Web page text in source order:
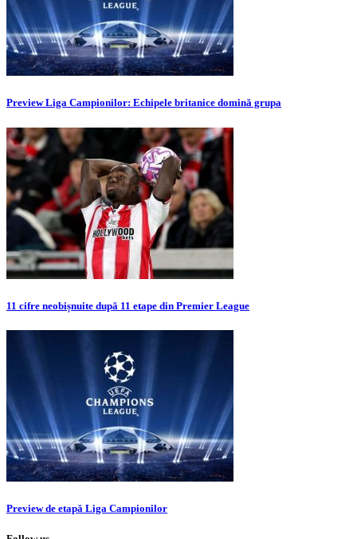
Preview Liga Campionilor: Echipele britanice domină grupa
11 cifre neobișnuite după 11 etape din Premier League
Preview de etapă Liga Campionilor